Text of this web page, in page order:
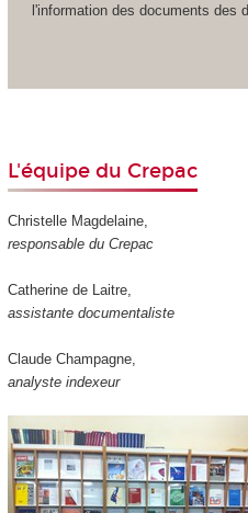
l'information des documents des
L'équipe du Crepac
Christelle Magdelaine,
responsable du Crepac
Catherine de Laitre,
assistante documentaliste
Claude Champagne,
analyste indexeur